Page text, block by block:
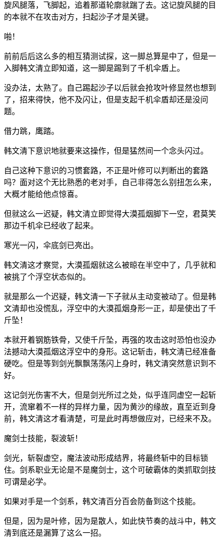
旋风腿落，飞脚起，追着那道轮廓就踹了去。这记旋风腿的目
的本就不在攻击对方，扫起沙子才是关键。
啪！
前前后后这么多的相互猜测试探，这一脚总算是中了，但是一
入脚韩文清立即知道，这一脚是踢到了千机伞盾上。
没办法，太熟了。自己踢起沙子以后就会抢攻叶修显然也想到
了，招来得快，他不及闪让，但是支起千机伞盾却还是没问
题。
借力跳，鹰踏。
韩文清下意识地就要来这操作，但是猛然间一个念头闪过。
自己这种下意识的习惯套路，不正是叶修可以判断出的套路
吗？面对这个无比熟悉的老对手，自己非得怎么别扭怎么来，
大概才能给他点惊喜。
但就这么一迟疑，韩文清立即觉得大漠孤烟脚下一空，君莫笑
那边千机伞已经收了起来。
寒光一闪，伞底剑已亮出。
韩文清这才察觉，大漠孤烟就这么被晾在半空中了，几乎就和
被挑了个浮空状态似的。
就是那么一个迟疑，韩文清一下子就从主动变被动了。但是韩
文清却也没慌乱，浮空中的大漠孤烟身形一正，却是使出了千
斤坠！
本就开着钢筋铁骨，又使千斤坠，再强的攻击这时恐怕也没办
法撼动大漠孤烟这浮空中的身形。这记斩击，韩文清已经准备
硬吃。但是等到剑光飘飘荡荡闪上身时，韩文清突然意识到不
好。
这记剑光伤害不大，但是剑光所过之处，似乎连同虚空一起斩
开，流窜着不一样的异样力量，因为黄沙的缘故，直至近到身
前，韩文清这才看清楚，可是此时再想做应对，已经来不及。
魔剑士技能，裂波斩！
剑光，斩裂虚空，魔法波动形成结界，将最终斩中的目标锁
住。剑系职业无论是不是魔剑士，这个可破霸体的类抓取剑技
可谓是必学。
如果对手是一个剑系，韩文清百分百会防备到这个技能。
但是，因为是叶修，因为是散人，如此快节奏的战斗中，韩文
清到底还是漏算了这么一招。